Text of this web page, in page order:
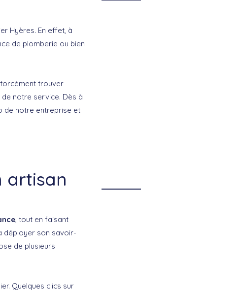
Hyères. En effet, à
de plomberie ou bien
trouver
notre service. Dès à
de notre entreprise et
artisan
, tout en faisant
déployer son savoir-
de plusieurs
Quelques clics sur